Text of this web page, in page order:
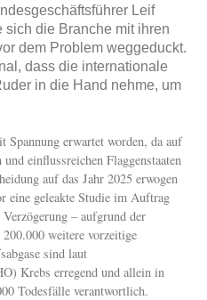
Leif
sich die Branche mit ihren
dem Problem weggeduckt.
dass die internationale
in die Hand nehme, um
erwartet worden, da auf
einflussreichen Flaggenstaaten
auf das Jahr 2025 erwogen
eine geleakte Studie im Auftrag
– aufgrund der
weitere vorzeitige
sind laut
Krebs erregend und allein in
Todesfälle verantwortlich.